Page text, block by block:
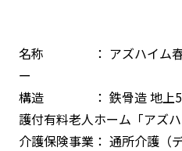
名称 ： アズハイム春日
ー
構造 ： 鉄骨造 地上5階
護付有料老人ホーム「アズ
介護保険事業： 通所介護（